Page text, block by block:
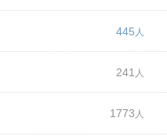
445
241
1773